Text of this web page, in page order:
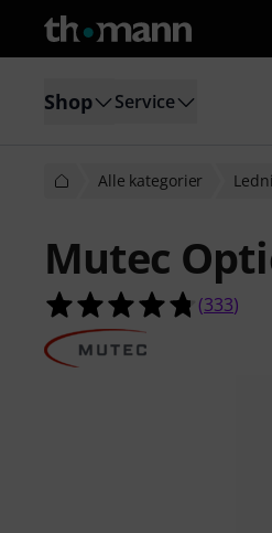
Shop Service
Alle kategorier
Mutec
4.8 ud
(333)